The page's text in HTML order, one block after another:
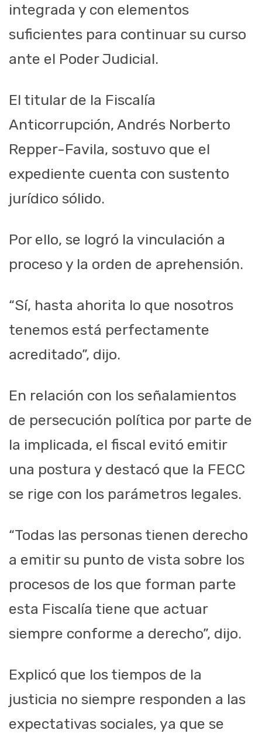
integrada y con elementos
suficientes para continuar su curso
ante el Poder Judicial.
El titular de la Fiscalía
Anticorrupción, Andrés Norberto
Repper-Favila, sostuvo que el
expediente cuenta con sustento
jurídico sólido.
Por ello, se logró la vinculación a
proceso y la orden de aprehensión.
“Sí, hasta ahorita lo que nosotros
tenemos está perfectamente
acreditado”, dijo.
En relación con los señalamientos
de persecución política por parte de
la implicada, el fiscal evitó emitir
una postura y destacó que la FECC
se rige con los parámetros legales.
“Todas las personas tienen derecho
a emitir su punto de vista sobre los
procesos de los que forman parte
esta Fiscalía tiene que actuar
siempre conforme a derecho”, dijo.
Explicó que los tiempos de la
justicia no siempre responden a las
expectativas sociales, ya que se